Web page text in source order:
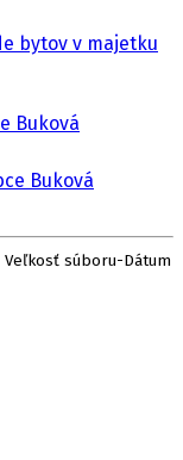
bytov v majetku
Buková
Buková
Veľkosť súboru-Dátum